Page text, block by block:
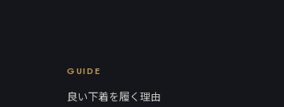
GUIDE
良い下着を履く理由